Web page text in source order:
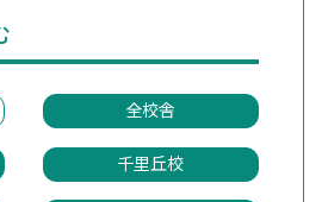
全校舎
千里丘校